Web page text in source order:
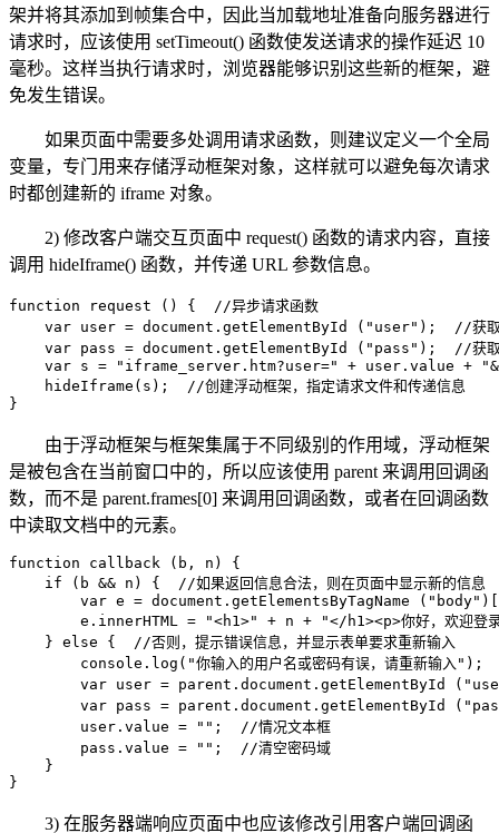
架并将其添加到帧集合中，因此当加载地址准备向服务器进行
请求时，应该使用 setTimeout() 函数使发送请求的操作延迟 10
毫秒。这样当执行请求时，浏览器能够识别这些新的框架，避
免发生错误。
如果页面中需要多处调用请求函数，则建议定义一个全局
变量，专门用来存储浮动框架对象，这样就可以避免每次请求
时都创建新的 iframe 对象。
2) 修改客户端交互页面中 request() 函数的请求内容，直接
调用 hideIframe() 函数，并传递 URL 参数信息。
function request () {  //异步请求函数
var user = document.getElementById ("user");  //获取用
var pass = document.getElementById ("pass");  //获取密
var s = "iframe_server.htm?user=" + user.value +
    hideIframe(s);  //创建浮动框架，指定请求文件和传递信息
}
由于浮动框架与框架集属于不同级别的作用域，浮动框架
是被包含在当前窗口中的，所以应该使用 parent 来调用回调函
数，而不是 parent.frames[0] 来调用回调函数，或者在回调函数
中读取文档中的元素。
function callback (b, n) {
    if (b && n) {  //如果返回信息合法，则在页面中显示新的信息
var e = document.getElementsByTagName
e.innerHTML = "<h1>" + n + "</h1><p>你好，欢迎登
    } else {  //否则，提示错误信息，并显示表单要求重新输入
        console.log("你输入的用户名或密码有误，请重新输入");
var user = parent.document.getElementById
var pass = parent.document.getElementById
        user.value = "";  //情况文本框
        pass.value = "";  //清空密码域
    }
}
3) 在服务器端响应页面中也应该修改引用客户端回调函